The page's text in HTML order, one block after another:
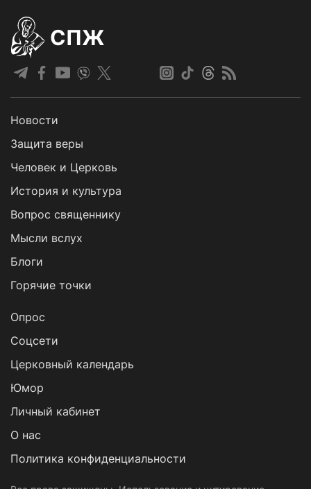
СПЖ
Новости
Защита веры
Человек и Церковь
История и культура
Вопрос священнику
Мысли вслух
Блоги
Горячие точки
Опрос
Cоцсети
Церковный календарь
Юмор
Личный кабинет
О нас
Политика конфиденциальности